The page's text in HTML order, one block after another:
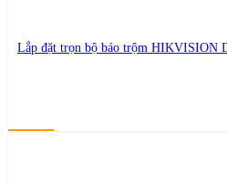
Lắp đặt trọn bộ báo trộm HIKVISION